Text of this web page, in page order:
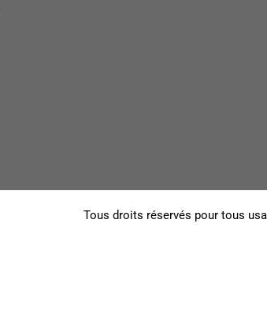
Tous droits réservés pour tous